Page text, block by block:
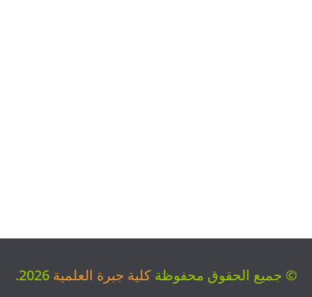
© جميع الحقوق محفوظة كلية جبرة العلمية 2026.